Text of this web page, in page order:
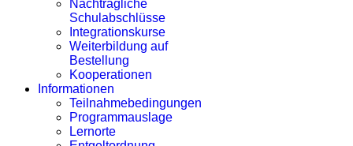
Nachträgliche
Schulabschlüsse
Integrationskurse
Weiterbildung auf
Bestellung
Kooperationen
Informationen
Teilnahmebedingungen
Programmauslage
Lernorte